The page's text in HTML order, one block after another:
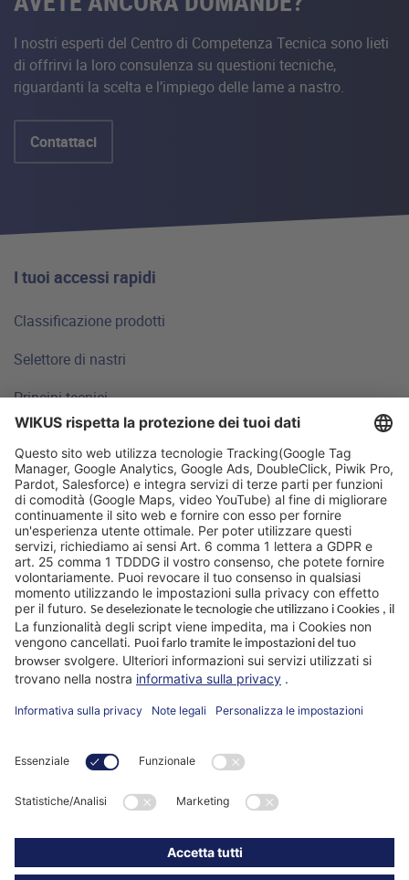
I nostri esperti del Centro di Competenza Tecnica sono lieti
di offrirvi la loro consulenza su questioni tecniche,
riguardanti la scelta e l’impiego delle lame a nastro.
Contattaci
I tuoi accessi rapidi
Classificazione prodotti
Selettore di nastri
Principi tecnici
Sedi
Perché WIKUS
Consulenza
Azienda
App Paramaster®
Seguiteci